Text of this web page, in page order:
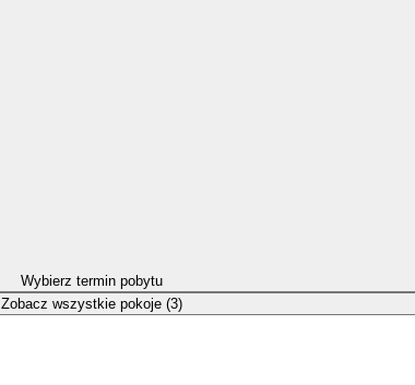
Wybierz termin pobytu
Zobacz wszystkie pokoje (3)